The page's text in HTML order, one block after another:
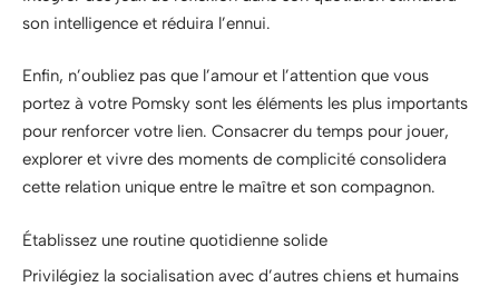
son intelligence et réduira l’ennui.
Enfin, n’oubliez pas que l’amour et l’attention que vous
portez à votre Pomsky sont les éléments les plus importants
pour renforcer votre lien. Consacrer du temps pour jouer,
explorer et vivre des moments de complicité consolidera
cette relation unique entre le maître et son compagnon.
Établissez une routine quotidienne solide
Privilégiez la socialisation avec d’autres chiens et humains